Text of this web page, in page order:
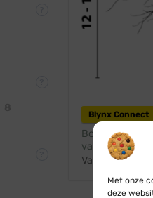
Met onze
deze
Blynx Connect
van 12 tot 14
Vanaf:€